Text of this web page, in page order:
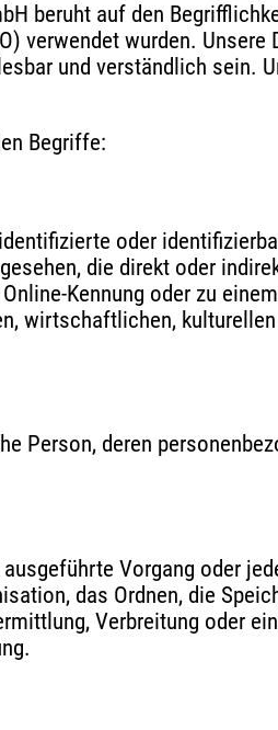
beruht auf den
verwendet wurden.
und verständlich sein.
Begriffe:
oder
die direkt oder
Kennung oder zu
wirtschaftlichen,
deren
Vorgang oder
das Ordnen, die
Verbreitung oder